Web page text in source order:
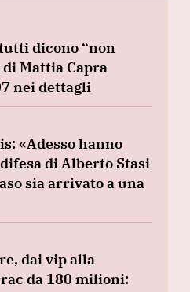
dicono “non
Mattia Capra
nei dettagli
«Adesso hanno
di Alberto Stasi
sia arrivato a una
dai vip alla
da 180 milioni: